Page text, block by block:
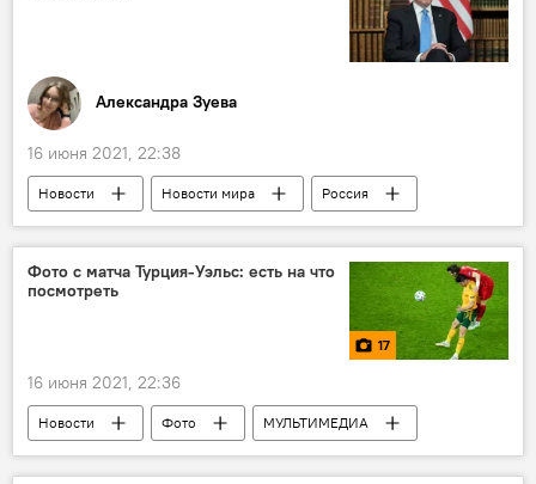
Александра Зуева
16 июня 2021, 22:38
Новости Новости мира
Россия
Политика
Джо Байден
саммит
Россия
Саммит Россия-США
Фото с матча Турция-Уэльс: есть на что
посмотреть
17
16 июня 2021, 22:36
Новости Фото
МУЛЬТИМЕДИА
Матчи ЕВРО-2020 в Баку
Азербайджан